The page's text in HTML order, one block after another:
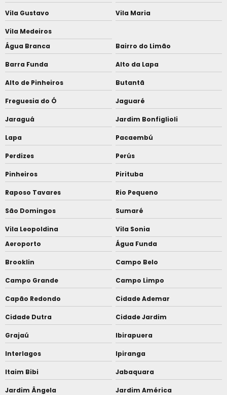
Vila Gustavo Vila Maria
Vila Medeiros
Água Branca
Bairro do Limão
Barra Funda Alto da Lapa
Alto de Pinheiros Butantã
Freguesia do Ó Jaguaré
Jaraguá Jardim Bonfiglioli
Lapa Pacaembú
Perdizes Perús
Pinheiros Pirituba
Raposo Tavares Rio Pequeno
São Domingos Sumaré
Vila Leopoldina
Vila Sonia
Aeroporto
Água Funda
Brooklin Campo Belo
Campo Grande Campo Limpo
Capão Redondo Cidade Ademar
Cidade Dutra Cidade Jardim
Grajaú Ibirapuera
Interlagos Ipiranga
Itaim Bibi Jabaquara
Jardim Ângela Jardim América